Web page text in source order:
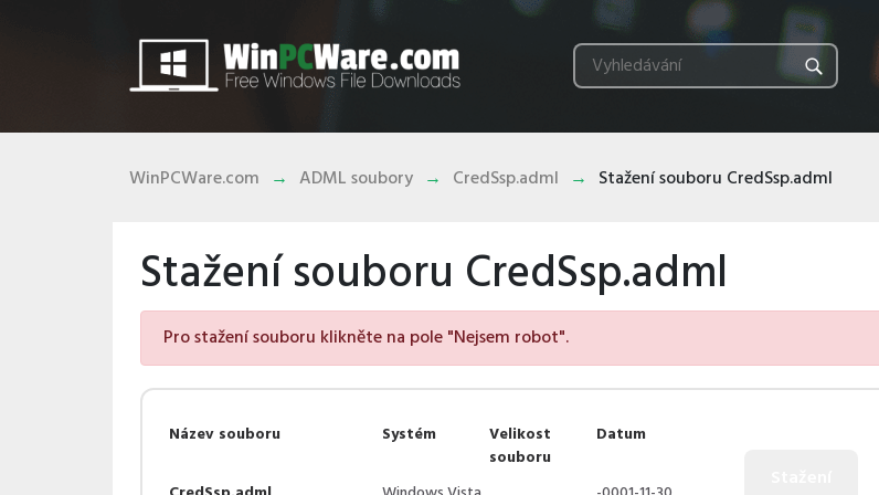
WinPCWare.com ADML soubory CredSsp.adml Stažení souboru CredSsp.adml
Stažení souboru CredSsp.adml
Pro stažení souboru klikněte na pole "Nejsem robot".
Název souboru Systém
Velikost
souboru
Datum